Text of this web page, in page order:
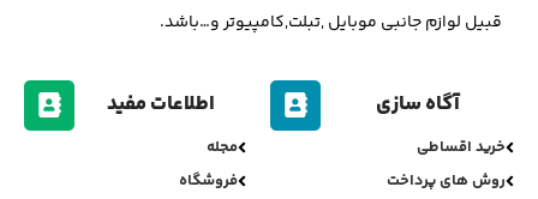
قبیل لوازم جانبی موبایل ,تبلت,کامپیوتر و…باشد.
آگاه سازی
خرید اقساطی
روش های پرداخت
اطلاعات مفید
مجله
فروشگاه